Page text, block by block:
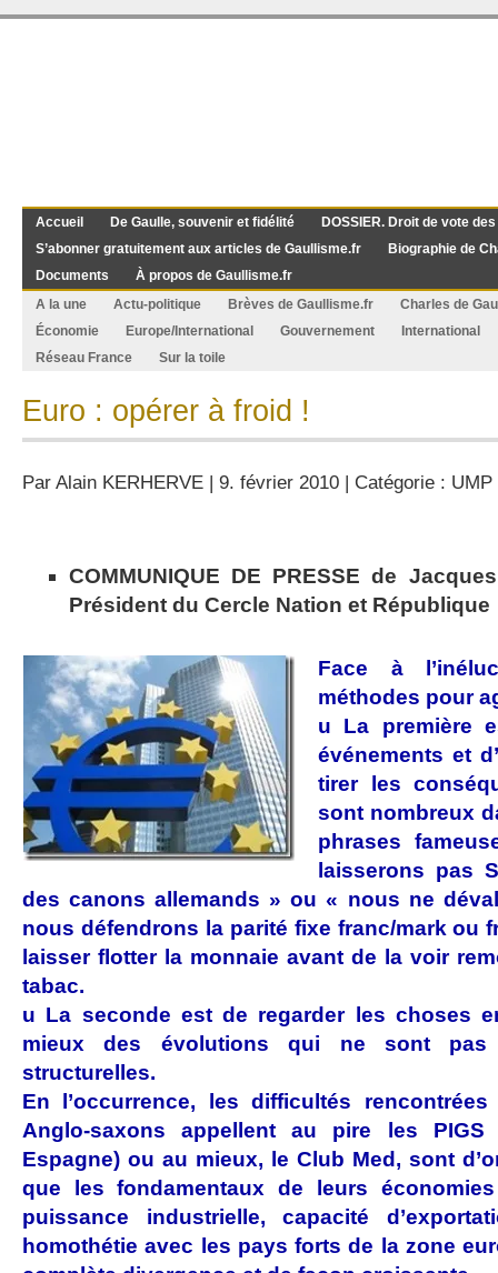
Accueil De Gaulle, souvenir et fidélité
DOSSIER. Droit de vote
S’abonner gratuitement aux articles de Gaullisme.fr
Biographie de
Documents
À propos de Gaullisme.fr
A la une
Actu-politique Brèves de Gaullisme.fr
Charles de
Économie
Europe/International Gouvernement
International
Réseau France
Sur la toile
Euro : opérer à froid !
Par Alain KERHERVE | 9. février 2010 | Catégorie : UMP
COMMUNIQUE DE PRESSE de
Président du Cercle Nation et République
Face à
méthodes pour
u La première
événements et
tirer les
sont nombreux
phrases
laisserons pas
des canons allemands » ou « nous ne
nous défendrons la parité fixe franc/mark ou
laisser flotter la monnaie avant de la voir
tabac.
u La seconde est de regarder les choses
mieux des évolutions qui ne sont pas
structurelles.
En l’occurrence, les difficultés
Anglo-saxons appellent au pire les PIGS
Espagne) ou au mieux, le Club Med, sont
que les fondamentaux de leurs
puissance industrielle, capacité
homothétie avec les pays forts de la zone